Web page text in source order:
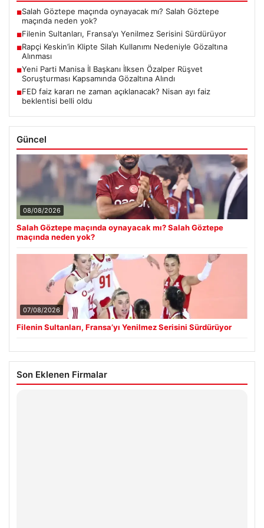
■Salah Göztepe maçında oynayacak mı? Salah Göztepe
maçında neden yok?
■Filenin Sultanları, Fransa’yı Yenilmez Serisini Sürdürüyor
■Rapçi Keskin’in Klipte Silah Kullanımı Nedeniyle Gözaltına
Alınması
■Yeni Parti Manisa İl Başkanı İlksen Özalper Rüşvet
Soruşturması Kapsamında Gözaltına Alındı
■FED faiz kararı ne zaman açıklanacak? Nisan ayı faiz
beklentisi belli oldu
Güncel
08/08/2026
Salah Göztepe maçında oynayacak mı? Salah Göztepe
maçında neden yok?
07/08/2026
Filenin Sultanları, Fransa’yı Yenilmez Serisini Sürdürüyor
Son Eklenen Firmalar